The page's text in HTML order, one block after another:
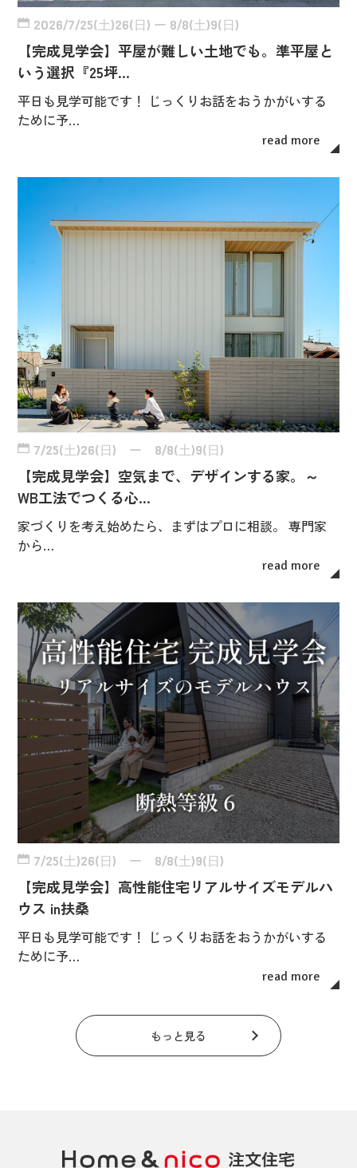
2026/7/25(土)26(日) ー 8/8(土)9(日)
【完成見学会】平屋が難しい土地でも。準平屋と
いう選択『25坪…
平日も見学可能です！ じっくりお話をおうかがいする
ために予…
read more
7/25(土)26(日) ー 8/8(土)9(日)
【完成見学会】空気まで、デザインする家。～
WB工法でつくる心…
家づくりを考え始めたら、まずはプロに相談。 専門家
から…
read more
7/25(土)26(日) ー 8/8(土)9(日)
【完成見学会】高性能住宅リアルサイズモデルハ
ウス in扶桑
平日も見学可能です！ じっくりお話をおうかがいする
ために予…
read more
もっと見る